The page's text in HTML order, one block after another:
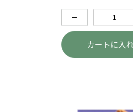
－
カートに入